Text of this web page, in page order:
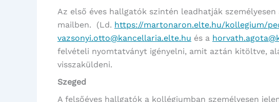
Az első éves hallgatók szintén leadhatják
mailben. (Ld. https://martonaron.elte.hu/kollegium/
vazsonyi.otto@kancellaria.elte.hu és a
felvételi nyomtatványt igényelni, amit aztán kitöltve,
visszaküldeni.
Szeged
A felsőéves hallgatók a kollégiumban személyesen